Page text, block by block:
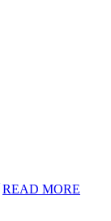
READ MORE